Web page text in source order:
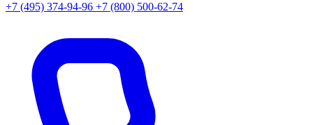
+7 (495) 374-94-96 +7 (800) 500-62-74